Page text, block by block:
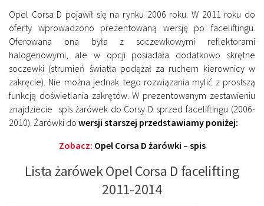
Opel Corsa D pojawił się na rynku 2006 roku. W 2011 roku do
oferty wprowadzono prezentowaną wersję po faceliftingu.
Oferowana ona była z soczewkowymi reflektorami
halogenowymi, ale w opcji posiadała dodatkowo skrętne
soczewki (strumień światła podążał za ruchem kierownicy w
zakręcie). Nie można jednak tego rozwiązania mylić z prostszą
funkcją doświetlania zakrętów. W prezentowanym zestawieniu
znajdziecie spis żarówek do Corsy D sprzed faceliftingu (2006-
2010). Żarówki do wersji starszej przedstawiamy poniżej:
Zobacz: Opel Corsa D żarówki – spis
Lista żarówek Opel Corsa D facelifting
2011-2014